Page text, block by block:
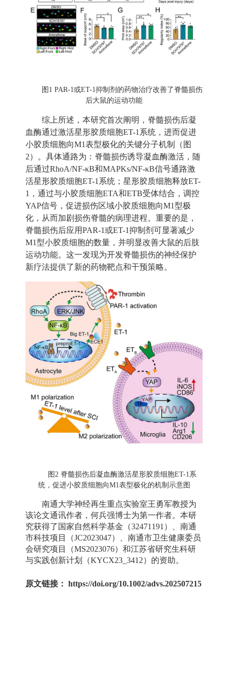
图 1 PAR-1或ET-1抑制剂的药物治疗改善了脊髓损伤
后大鼠的运动功能
综上所述，本研究首次阐明，脊髓损伤后凝
血酶通过激活星形胶质细胞ET-1 系统，进而促进
小胶质细胞向M1表型极化的关键分子机制（图
2）。具体通路为：脊髓损伤诱导凝血酶激活，随
后通过RhoA/NF-κB和MAPKs/NF-κB信号通路激
活星形胶质细胞ET-1 系统；星形胶质细胞释放ET-
1 ，通过与小胶质细胞ETA和ETB受体结合，调控
YAP信号，促进损伤区域小胶质细胞向M1型极
化，从而加剧损伤脊髓的病理进程。重要的是，
脊髓损伤后应用PAR-1或ET-1抑制剂可显著减少
M1型小胶质细胞的数量，并明显改善大鼠的后肢
运动功能。这一发现为开发脊髓损伤的神经保护
新疗法提供了新的药物靶点和干预策略。
图 2 脊髓损伤后凝血酶激活星形胶质细胞ET-1 系
统，促进小胶质细胞向M1 表型极化的机制示意图
南通大学神经再生重点实验室王勇军教授为
该论文通讯作者，何兵强博士为第一作者。本研
究获得了国家自然科学基金（32471191）、南通
市科技项目（JC2023047）、南通市卫生健康委员
会研究项目（MS2023076）和江苏省研究生科研
与实践创新计划（KYCX23_3412）的资助。
原文链接： https://doi.org/10.1002/advs.202507215